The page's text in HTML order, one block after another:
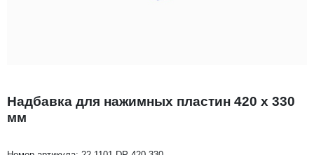
Надбавка для нажимных пластин 420 x 330
мм